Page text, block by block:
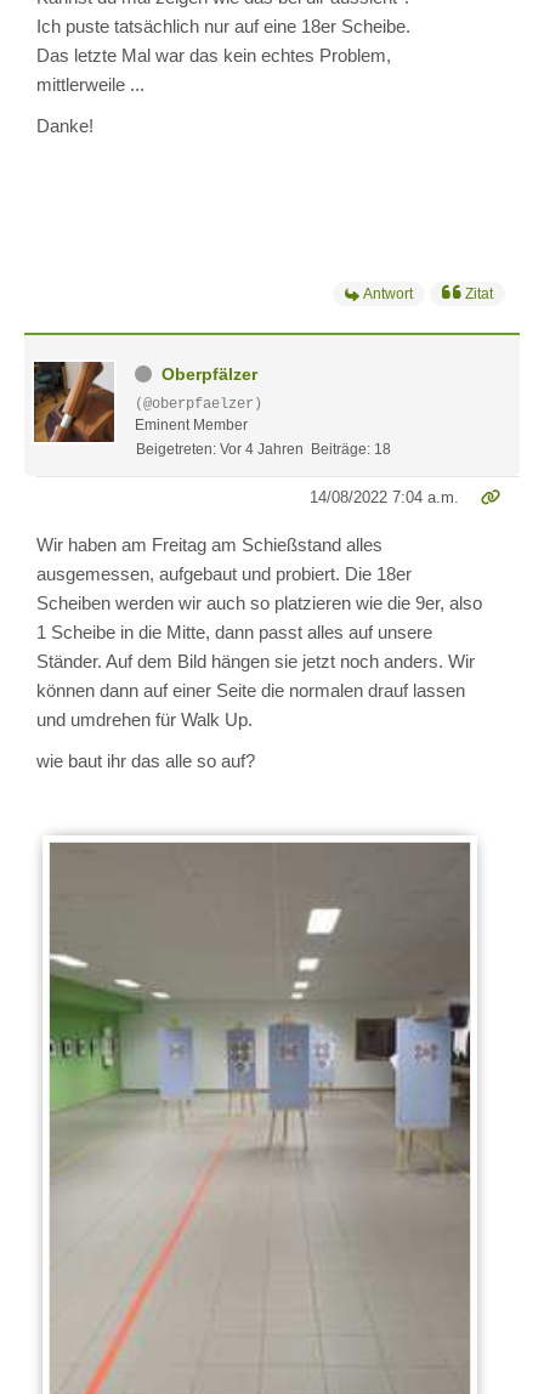
Ich puste tatsächlich nur auf eine 18er Scheibe.
Das letzte Mal war das kein echtes Problem,
mittlerweile ...
Danke!
Antwort Zitat
Oberpfälzer
(@oberpfaelzer)
Eminent Member
Beigetreten: Vor 4 Jahren Beiträge: 18
14/08/2022 7:04 a.m.
Wir haben am Freitag am Schießstand alles
ausgemessen, aufgebaut und probiert. Die 18er
Scheiben werden wir auch so platzieren wie die 9er, also
1 Scheibe in die Mitte, dann passt alles auf unsere
Ständer. Auf dem Bild hängen sie jetzt noch anders. Wir
können dann auf einer Seite die normalen drauf lassen
und umdrehen für Walk Up.
wie baut ihr das alle so auf?